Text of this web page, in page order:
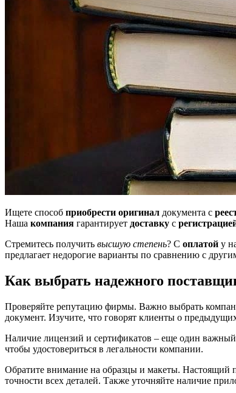
Ищете способ приобрести оригинал документа с
Наша компания гарантирует доставку с
Стремитесь получить высшую степень? С оплатой у
предлагает недорогие варианты по сравнению с
Как выбрать надежного
Проверяйте репутацию фирмы. Важно выбрать
документ. Изучите, что говорят клиенты о
Наличие лицензий и сертификатов – еще один
чтобы удостовериться в легальности компании.
Обратите внимание на образцы и макеты. Настоящий
точности всех деталей. Также уточняйте наличие